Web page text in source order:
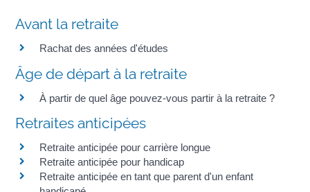
Avant la retraite
Rachat des années d'études
Âge de départ à la retraite
À partir de quel âge pouvez-vous partir à la retraite ?
Retraites anticipées
Retraite anticipée pour carrière longue
Retraite anticipée pour handicap
Retraite anticipée en tant que parent d'un enfant